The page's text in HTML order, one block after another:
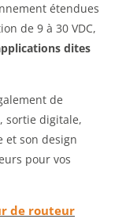
étendues
de 9 à 30 VDC,
dites
de
sortie digitale,
et son design
pour vos
de routeur